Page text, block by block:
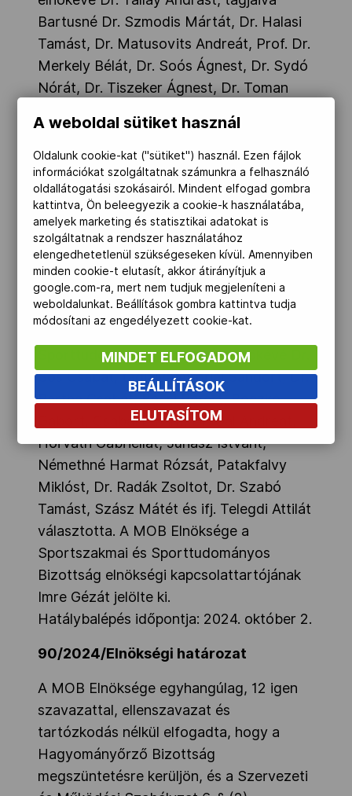
Bartusné Dr. Szmodis Mártát, Dr. Halasi
Tamást, Dr. Matusovits Andreát, Prof. Dr.
Merkely Bélát, Dr. Soós Ágnest, Dr. Sydó
Nórát, Dr. Tiszeker Ágnest, Dr. Toman
Vágó Hajnalkát és Prof. Dr. Zima Endrét
választotta. A MOB Elnöksége az Orvosi
Bizottság elnökségi kapcsolattartójának
Dr. Kamuti Jenőt jelölte ki.
Hatálybalépés időpontja: 2024. október 2.
89/2024/Elnökségi határozat
A MOB Elnöksége egyhangúlag, 12 igen
szavazattal, ellenszavazat és
Sporttudományos Bizottság elnökévé Dr.
Sós Csabát, tagjaivá Altorjai Sándort, Dr.
Bartha Csabát, Bácsi Pétert, Boczkó
Gábort, Csabai Edvint, Dr. Gál Andreát,
Horváth Gabriellát, Juhász Istvánt,
Némethné Harmat Rózsát, Patakfalvy
Miklóst, Dr. Radák Zsoltot, Dr. Szabó
Tamást, Szász Mátét és ifj. Telegdi Attilát
választotta. A MOB Elnöksége a
Sportszakmai és Sporttudományos
Bizottság elnökségi kapcsolattartójának
Imre Gézát jelölte ki.
Hatálybalépés időpontja: 2024. október 2.
90/2024/Elnökségi határozat
A MOB Elnöksége egyhangúlag, 12 igen
szavazattal, ellenszavazat és
tartózkodás nélkül elfogadta, hogy a
Hagyományőrző Bizottság
megszüntetésre kerüljön, és a Szervezeti
A weboldal sütiket használ
Oldalunk cookie-kat ("sütiket") használ. Ezen fájlok
információkat szolgáltatnak számunkra a felhasználó
oldallátogatási szokásairól. Mindent elfogad gombra
kattintva, Ön beleegyezik a cookie-k használatába,
amelyek marketing és statisztikai adatokat is
szolgáltatnak a rendszer használatához
elengedhetetlenül szükségeseken kívül. Amennyiben
minden cookie-t elutasít, akkor átirányítjuk a
google.com-ra, mert nem tudjuk megjeleníteni a
weboldalunkat. Beállítások gombra kattintva tudja
módosítani az engedélyezett cookie-kat.
MINDET ELFOGADOM
BEÁLLÍTÁSOK
ELUTASÍTOM